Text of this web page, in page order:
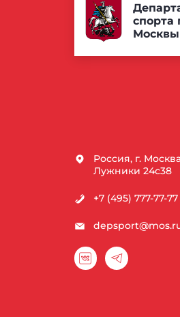
спорта
Москвы
Россия, г.
Лужники 24с38
+7 (495) 777-77-77